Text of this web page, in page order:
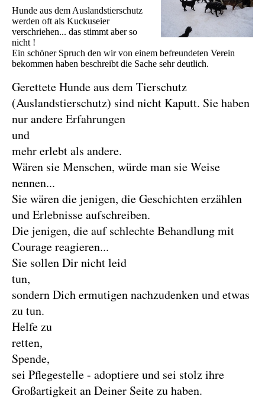
Hunde aus dem Auslandstierschutz
werden oft als Kuckuseier
verschriehen... das stimmt aber so
nicht !
Ein schöner Spruch den wir von einem befreundeten Verein
bekommen haben beschreibt die Sache sehr deutlich.
Gerettete Hunde aus dem Tierschutz
(Auslandstierschutz) sind nicht Kaputt. Sie haben
nur andere Erfahrungen
und
mehr erlebt als andere.
Wären sie Menschen, würde man sie Weise
nennen...
Sie wären die jenigen, die Geschichten erzählen
und Erlebnisse aufschreiben.
Die jenigen, die auf schlechte Behandlung mit
Courage reagieren...
Sie sollen Dir nicht leid
sondern Dich ermutigen nachzudenken und etwas
zu tun.
Helfe zu
sei Pflegestelle - adoptiere und sei stolz ihre
Großartigkeit an Deiner Seite zu haben.